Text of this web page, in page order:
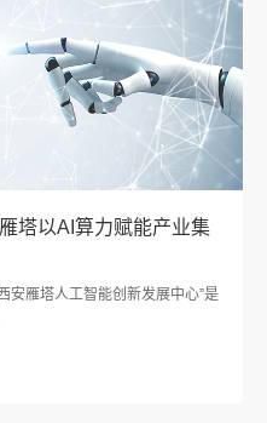
塔以AI算力赋能产业集
安雁塔人工智能创新发展中心”是